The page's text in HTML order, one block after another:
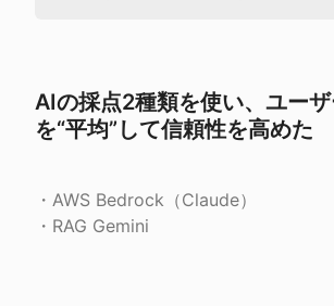
AIの採点2種類を使い、ユー
を“平均”して信頼性を高めた
・AWS Bedrock（Claude）
・RAG Gemini